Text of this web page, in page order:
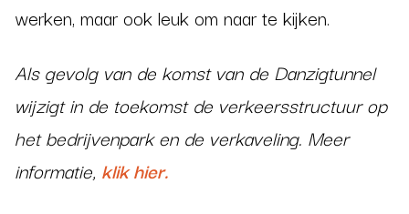
werken, maar ook leuk om naar te kijken.
Als gevolg van de komst van de Danzigtunnel
wijzigt in de toekomst de verkeersstructuur op
het bedrijvenpark en de verkaveling. Meer
informatie, klik hier.